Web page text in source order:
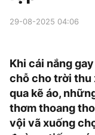
29-08-2025 04:06
Khi cái nắng
chỗ cho trời thu
qua kẽ áo,
thơm thoang
vội vã xuống